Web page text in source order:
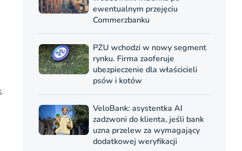
ewentualnym przejęciu
Commerzbanku
PZU wchodzi w nowy segment
rynku. Firma zaoferuje
ubezpieczenie dla właścicieli
psów i kotów
VeloBank: asystentka AI
zadzwoni do klienta, jeśli bank
uzna przelew za wymagający
dodatkowej weryfikacji